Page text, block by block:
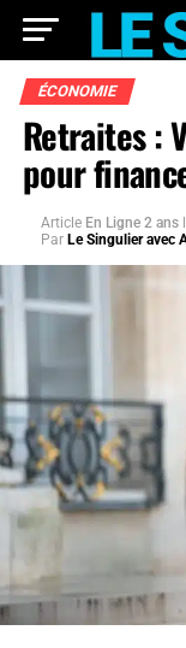
ÉCONOMIE
Retraites :
pour
Article En Ligne 2 ans
Par Le Singulier avec